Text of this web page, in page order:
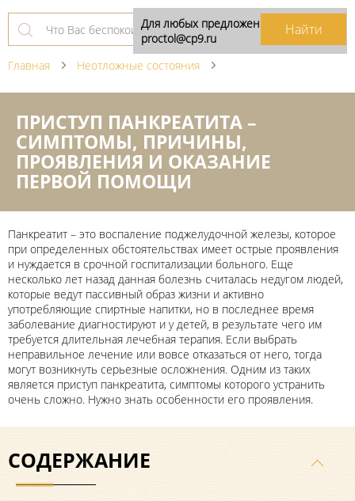
Главная Неотложные состояния
ПРИСТУП ПАНКРЕАТИТА –
СИМПТОМЫ, ПРИЧИНЫ,
ПРОЯВЛЕНИЯ И ОКАЗАНИЕ
ПЕРВОЙ ПОМОЩИ
Панкреатит – это воспаление поджелудочной железы, которое
при определенных обстоятельствах имеет острые проявления
и нуждается в срочной госпитализации больного. Еще
несколько лет назад данная болезнь считалась недугом людей,
которые ведут пассивный образ жизни и активно
употребляющие спиртные напитки, но в последнее время
заболевание диагностируют и у детей, в результате чего им
требуется длительная лечебная терапия. Если выбрать
неправильное лечение или вовсе отказаться от него, тогда
могут возникнуть серьезные осложнения. Одним из таких
является приступ панкреатита, симптомы которого устранить
очень сложно. Нужно знать особенности его проявления.
СОДЕРЖАНИЕ
Для любых предложений по сайту:
proctol@cp9.ru